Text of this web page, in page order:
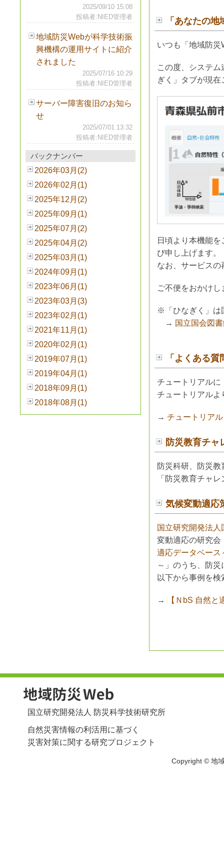
2025/09/10 15:08
投稿者:NIED管理者
地域防災Webが科学技術振
興機構の運用サイトに紹介
されました
2025/07/16 10:29
投稿者:NIED管理者
サーバー障害復旧のお知ら
せ
2025/07/01 13:32
投稿者:NIED管理者
バックナンバー
2026年03月(2)
2026年02月(1)
2025年12月(2)
2025年09月(1)
2025年07月(2)
2025年04月(2)
2025年03月(1)
2024年09月(1)
2023年06月(1)
2023年03月(3)
2023年02月(1)
2021年11月(1)
2020年02月(1)
2019年07月(1)
2019年04月(1)
2018年09月(1)
2018年08月(1)
「あなたの
いつも「地域防
この度、システ
ぎく」タブが現
日頃より本機能
び申し上げます。
なお、サービス
ご不便をおかけ
※「ひなぎく」は
→ 国立国会図
「よくある
チュートリアルに
チュートリアルよ
→ チュートリア
防災教育チャ
防災科研、防災
「防災教育チャ
気候変動適応
国立研究開発法
変動適応の研究会
適応データベース
～ 」のうち、防
以下から事例を
→ 【ＮbS 自然
国立研究開発法人 防災科学技術研究所
自然災害情報の利活用に基づく
災害対策に関する研究プロジェクト
Copyright © 地